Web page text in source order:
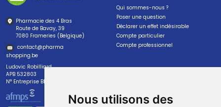
Nous utilisons des
Pharmacie des 4 Bras
Route de Bavay, 39
7080 Frameries (Belgique)
contact@pharma
shopping.be
Ludovic Robilliard
APB 532803
N° Entreprise BE0447.382.113
Qui sommes-nous ?
Poser une question
Déclarer un effet indésirable
Compte particulier
Compte professionnel